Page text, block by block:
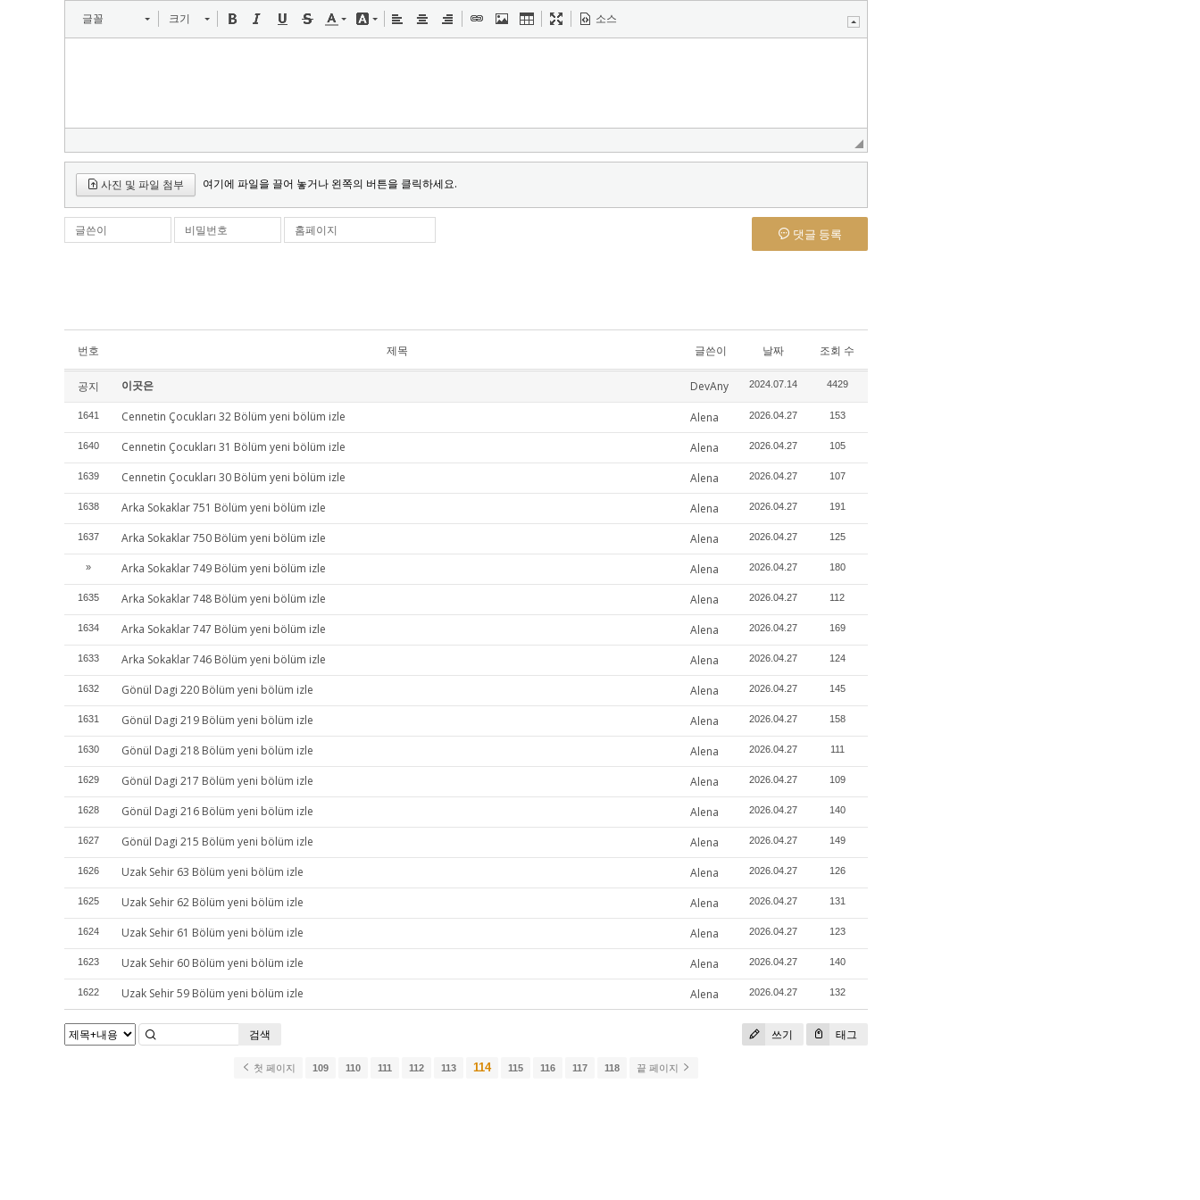
글꼴 크기 소스
사진 및 파일 첨부 여기에 파일을 끌어 놓거나 왼쪽의 버튼을 클릭하세요.
글쓴이 비밀번호 홈페이지 댓글 등록
번호 제목 글쓴이 날짜 조회 수
공지 이곳은 DevAny 2024.07.14 4429
1641 Cennetin Çocukları 32 Bölüm yeni bölüm izle Alena 2026.04.27 153
1640 Cennetin Çocukları 31 Bölüm yeni bölüm izle Alena 2026.04.27 105
1639 Cennetin Çocukları 30 Bölüm yeni bölüm izle Alena 2026.04.27 107
1638 Arka Sokaklar 751 Bölüm yeni bölüm izle Alena 2026.04.27 191
1637 Arka Sokaklar 750 Bölüm yeni bölüm izle Alena 2026.04.27 125
» Arka Sokaklar 749 Bölüm yeni bölüm izle Alena 2026.04.27 180
1635 Arka Sokaklar 748 Bölüm yeni bölüm izle Alena 2026.04.27 112
1634 Arka Sokaklar 747 Bölüm yeni bölüm izle Alena 2026.04.27 169
1633 Arka Sokaklar 746 Bölüm yeni bölüm izle Alena 2026.04.27 124
1632 Gönül Dagi 220 Bölüm yeni bölüm izle Alena 2026.04.27 145
1631 Gönül Dagi 219 Bölüm yeni bölüm izle Alena 2026.04.27 158
1630 Gönül Dagi 218 Bölüm yeni bölüm izle Alena 2026.04.27 111
1629 Gönül Dagi 217 Bölüm yeni bölüm izle Alena 2026.04.27 109
1628 Gönül Dagi 216 Bölüm yeni bölüm izle Alena 2026.04.27 140
1627 Gönül Dagi 215 Bölüm yeni bölüm izle Alena 2026.04.27 149
1626 Uzak Sehir 63 Bölüm yeni bölüm izle Alena 2026.04.27 126
1625 Uzak Sehir 62 Bölüm yeni bölüm izle Alena 2026.04.27 131
1624 Uzak Sehir 61 Bölüm yeni bölüm izle Alena 2026.04.27 123
1623 Uzak Sehir 60 Bölüm yeni bölüm izle Alena 2026.04.27 140
1622 Uzak Sehir 59 Bölüm yeni bölüm izle Alena 2026.04.27 132
쓰기 태그
검색
첫 페이지 109 110 111 112 113 114 115 116 117 118 끝 페이지